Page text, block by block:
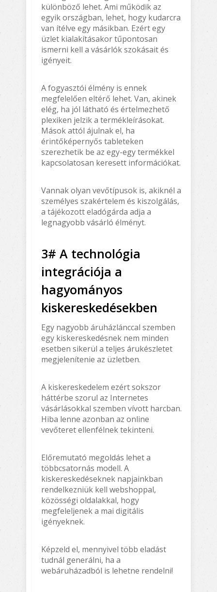
különböző lehet. Ami működik az
egyik országban, lehet, hogy kudarcra
van ítélve egy másikban. Ezért egy
üzlet kialakításakor tűpontosan
ismerni kell a vásárlók szokásait és
igényeit.
A fogyasztói élmény is ennek
megfelelően eltérő lehet. Van, akinek
elég, ha jól látható és értelmezhető
plexiken jelzik a termékleírásokat.
Mások attól ájulnak el, ha
érintőképernyős tableteken
szerezhetik be az egy-egy termékkel
kapcsolatosan keresett információkat.
Vannak olyan vevőtípusok is, akiknél a
személyes szakértelem és kiszolgálás,
a tájékozott eladógárda adja a
legnagyobb vásárló élményt.
3# A technológia
integrációja a
hagyományos
kiskereskedésekben
Egy nagyobb áruházlánccal szemben
egy kiskereskedésnek nem minden
esetben sikerül a teljes árukészletet
megjelenítenie az üzletben.
A kiskereskedelem ezért sokszor
háttérbe szorul az Internetes
vásárlásokkal szemben vívott harcban.
Hiba lenne azonban az online
vevőteret ellenfélnek tekinteni.
Előremutató megoldás lehet a
többcsatornás modell. A
kiskereskedéseknek napjainkban
rendelkezniük kell webshoppal,
közösségi oldalakkal, hogy
megfeleljenek a mai digitális
igényeknek.
Képzeld el, mennyivel több eladást
tudnál generálni, ha a
webáruházadból is lehetne rendelni!